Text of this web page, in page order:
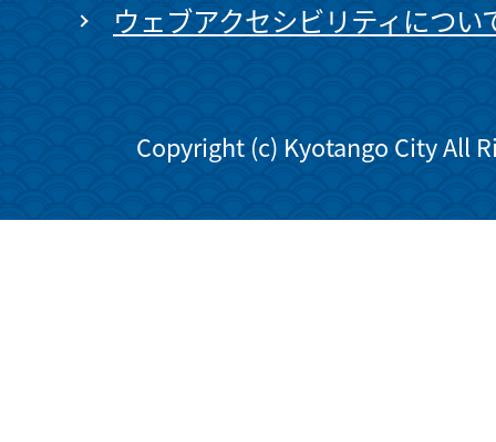
ウェブアクセシビリティについ
Copyright (c) Kyotango City All